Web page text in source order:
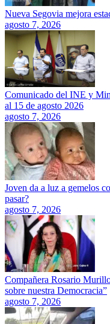
Nueva Segovia mejora
agosto 7, 2026
Comunicado del INE y
al 15 de agosto 2026
agosto 7, 2026
Joven da a luz a gemelos
pasar?
agosto 7, 2026
Compañera Rosario
sobre nuestra Democracia”
agosto 7, 2026